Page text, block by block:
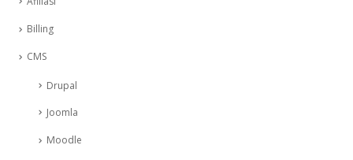
Billing
CMS
Drupal
Joomla
Moodle